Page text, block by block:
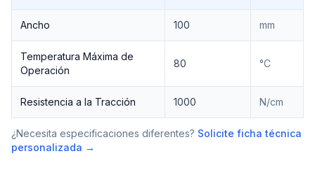
Ancho 100 mm
Temperatura Máxima de
Operación
80 °C
Resistencia a la Tracción 1000 N/cm
¿Necesita especificaciones diferentes? Solicite ficha técnica
personalizada →